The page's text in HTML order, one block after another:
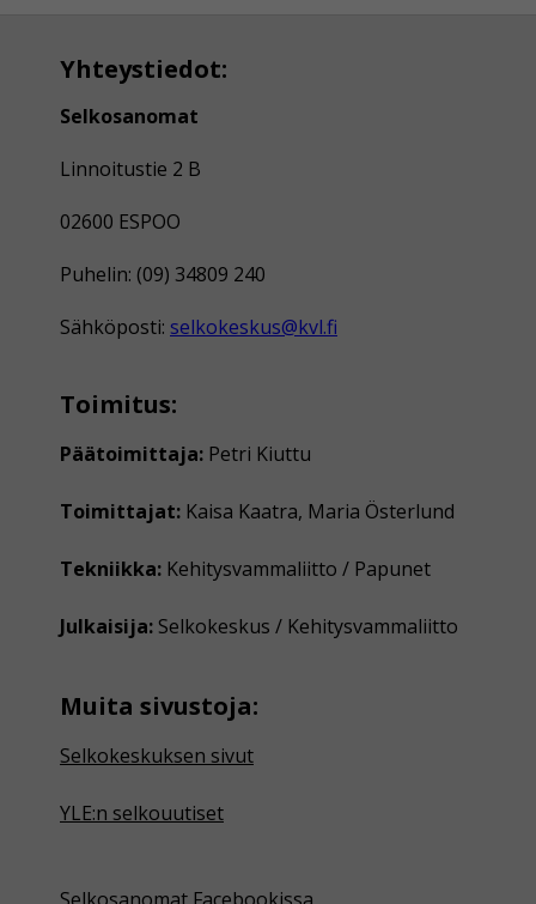
Yhteystiedot:
Selkosanomat
Linnoitustie 2 B
02600 ESPOO
Puhelin: (09) 34809 240
Sähköposti: selkokeskus@kvl.fi
Toimitus:
Päätoimittaja: Petri Kiuttu
Toimittajat: Kaisa Kaatra, Maria Österlund
Tekniikka: Kehitysvammaliitto / Papunet
Julkaisija: Selkokeskus / Kehitysvammaliitto
Muita sivustoja:
Selkokeskuksen sivut
YLE:n selkouutiset